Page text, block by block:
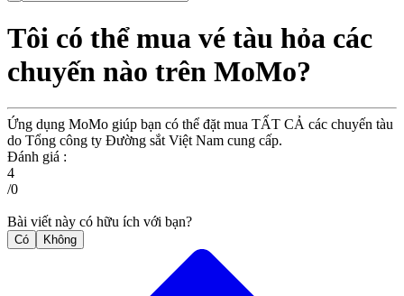
Tôi có thể mua vé tàu hỏa các
chuyến nào trên MoMo?
Ứng dụng MoMo giúp bạn có thể đặt mua TẤT CẢ các chuyến tàu
do Tổng công ty Đường sắt Việt Nam cung cấp.
Đánh giá :
4
/0
Bài viết này có hữu ích với bạn?
Có Không